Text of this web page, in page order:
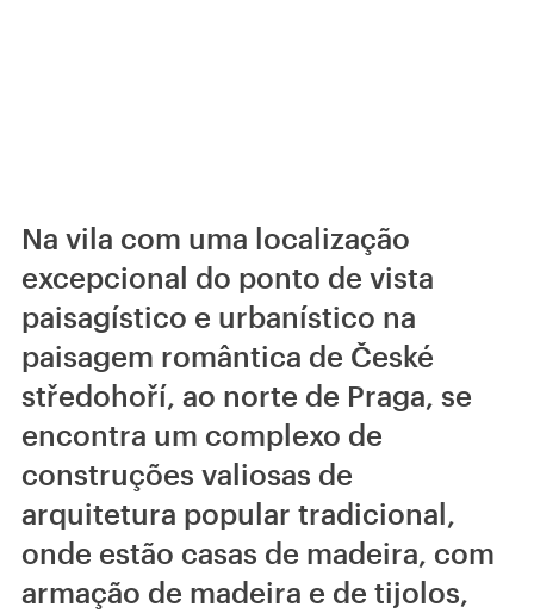
Na vila com uma localização
excepcional do ponto de vista
paisagístico e urbanístico na
paisagem romântica de České
středohoří, ao norte de Praga, se
encontra um complexo de
construções valiosas de
arquitetura popular tradicional,
onde estão casas de madeira, com
armação de madeira e de tijolos,